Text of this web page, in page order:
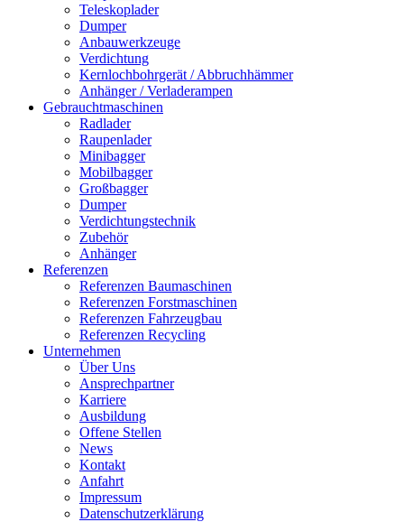
Teleskoplader
Dumper
Anbauwerkzeuge
Verdichtung
Kernlochbohrgerät / Abbruchhämmer
Anhänger / Verladerampen
Gebrauchtmaschinen
Radlader
Raupenlader
Minibagger
Mobilbagger
Großbagger
Dumper
Verdichtungstechnik
Zubehör
Anhänger
Referenzen
Referenzen Baumaschinen
Referenzen Forstmaschinen
Referenzen Fahrzeugbau
Referenzen Recycling
Unternehmen
Über Uns
Ansprechpartner
Karriere
Ausbildung
Offene Stellen
News
Kontakt
Anfahrt
Impressum
Datenschutzerklärung